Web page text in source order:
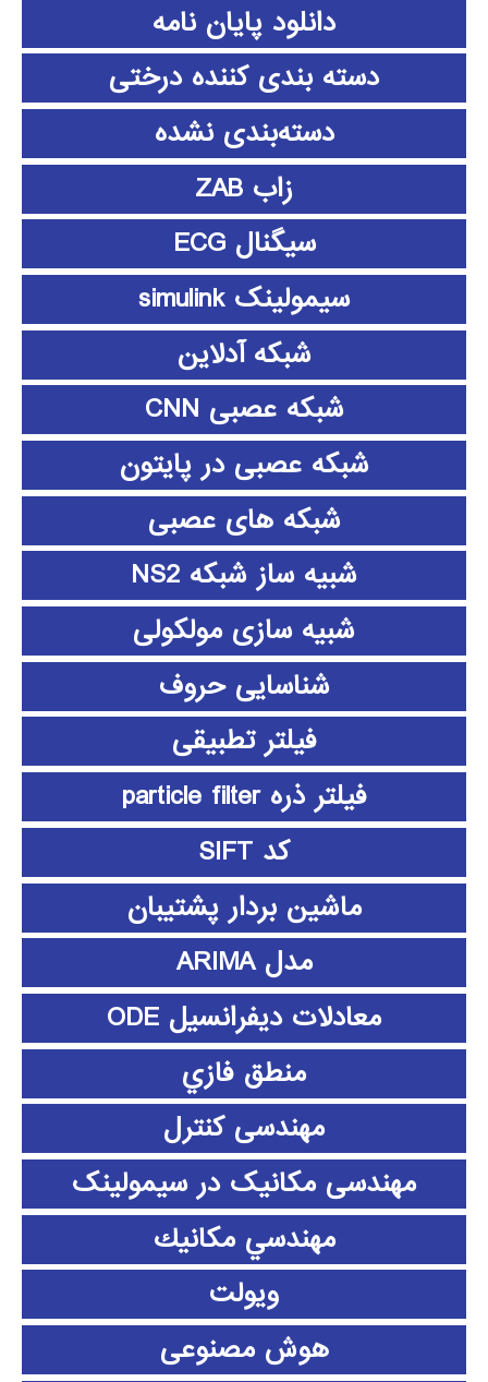
دانلود پايان نامه
دسته بندی کننده درختی
دسته‌بندی نشده
زاب ZAB
سیگنال ECG
سیمولینک simulink
شبکه آدلاین
شبکه عصبی CNN
شبکه عصبی در پایتون
شبکه های عصبی
شبیه ساز شبکه NS2
شبیه سازی مولکولی
شناسایی حروف
فیلتر تطبیقی
فیلتر ذره particle filter
کد SIFT
ماشین بردار پشتیبان
مدل ARIMA
معادلات دیفرانسیل ODE
منطق فازي
مهندسی کنترل
مهندسی مکانیک در سیمولینک
مهندسي مكانيك
ویولت
هوش مصنوعی